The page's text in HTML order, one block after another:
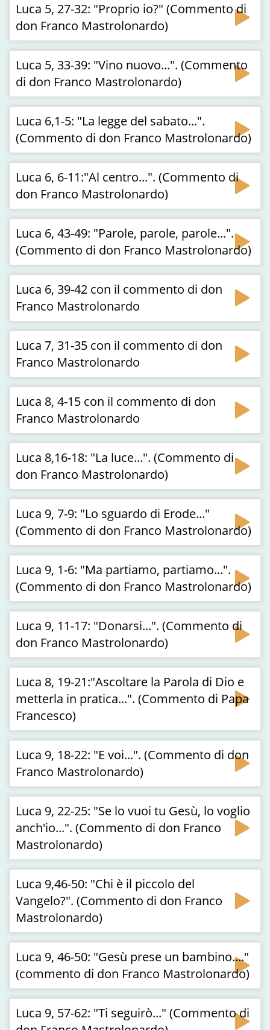
Luca 5, 27-32: "Proprio io?" (Commento di
don Franco Mastrolonardo)
Luca 5, 33-39: "Vino nuovo...". (Commento
di don Franco Mastrolonardo)
Luca 6,1-5: "La legge del sabato...".
(Commento di don Franco Mastrolonardo)
Luca 6, 6-11:"Al centro...". (Commento di
don Franco Mastrolonardo)
Luca 6, 43-49: "Parole, parole, parole...".
(Commento di don Franco Mastrolonardo)
Luca 6, 39-42 con il commento di don
Franco Mastrolonardo
Luca 7, 31-35 con il commento di don
Franco Mastrolonardo
Luca 8, 4-15 con il commento di don
Franco Mastrolonardo
Luca 8,16-18: "La luce...". (Commento di
don Franco Mastrolonardo)
Luca 9, 7-9: "Lo sguardo di Erode..."
(Commento di don Franco Mastrolonardo)
Luca 9, 1-6: "Ma partiamo, partiamo...".
(Commento di don Franco Mastrolonardo)
Luca 9, 11-17: "Donarsi...". (Commento di
don Franco Mastrolonardo)
Luca 8, 19-21:"Ascoltare la Parola di Dio e
metterla in pratica...". (Commento di Papa
Francesco)
Luca 9, 18-22: "E voi...". (Commento di don
Franco Mastrolonardo)
Luca 9, 22-25: "Se lo vuoi tu Gesù, lo voglio
anch'io...". (Commento di don Franco
Mastrolonardo)
Luca 9,46-50: "Chi è il piccolo del
Vangelo?". (Commento di don Franco
Mastrolonardo)
Luca 9, 46-50: "Gesù prese un bambino...."
(commento di don Franco Mastrolonardo)
Luca 9, 57-62: "Ti seguirò..." (Commento di